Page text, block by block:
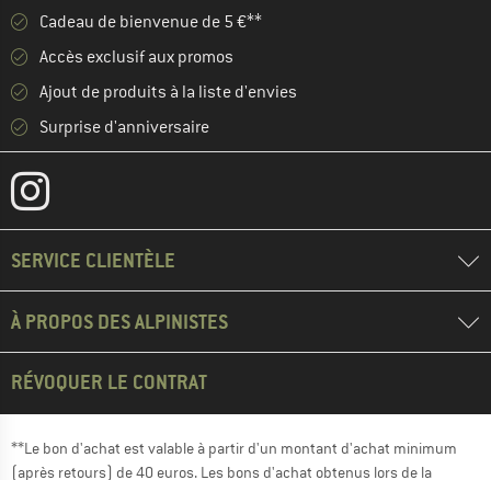
Cadeau de bienvenue de 5 €**
Accès exclusif aux promos
Ajout de produits à la liste d'envies
Surprise d'anniversaire
SERVICE CLIENTÈLE
À PROPOS DES ALPINISTES
RÉVOQUER LE CONTRAT
**Le bon d'achat est valable à partir d'un montant d'achat minimum
(après retours) de 40 euros. Les bons d'achat obtenus lors de la